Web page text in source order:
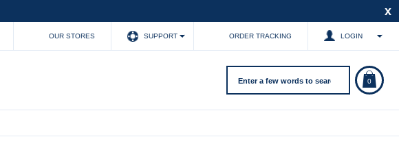
x
OUR STORES SUPPORT ORDER TRACKING LOGIN
0